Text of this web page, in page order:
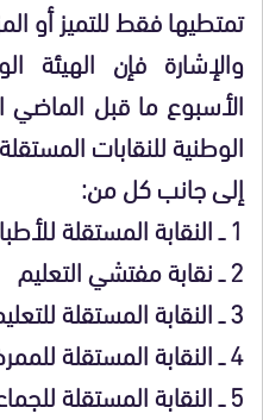
تمتطيها فقط للتميز أو
والإشارة فإن الهيئة
الأسبوع ما قبل الماضي
الوطنية للنقابات
إلى جانب كل من:
1 ــ النقابة المستقلة للأطباء
2 ــ نقابة مفتشي التعليم
3 ــ النقابة المستقلة للتعليم الابتدائي
4 ــ النقابة المستقلة للممرضين
5 ــ النقابة المستقلة للجماعات المحلية.